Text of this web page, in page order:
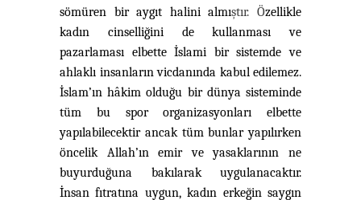
sömüren bir aygıt halini almıştır. Özellikle
kadın cinselliğini de kullanması ve
pazarlaması elbette İslami bir sistemde ve
ahlaklı insanların vicdanında kabul edilemez.
İslam’ın hâkim olduğu bir dünya sisteminde
tüm bu spor organizasyonları elbette
yapılabilecektir ancak tüm bunlar yapılırken
öncelik Allah’ın emir ve yasaklarının ne
buyurduğuna bakılarak uygulanacaktır.
İnsan fıtratına uygun, kadın erkeğin saygın